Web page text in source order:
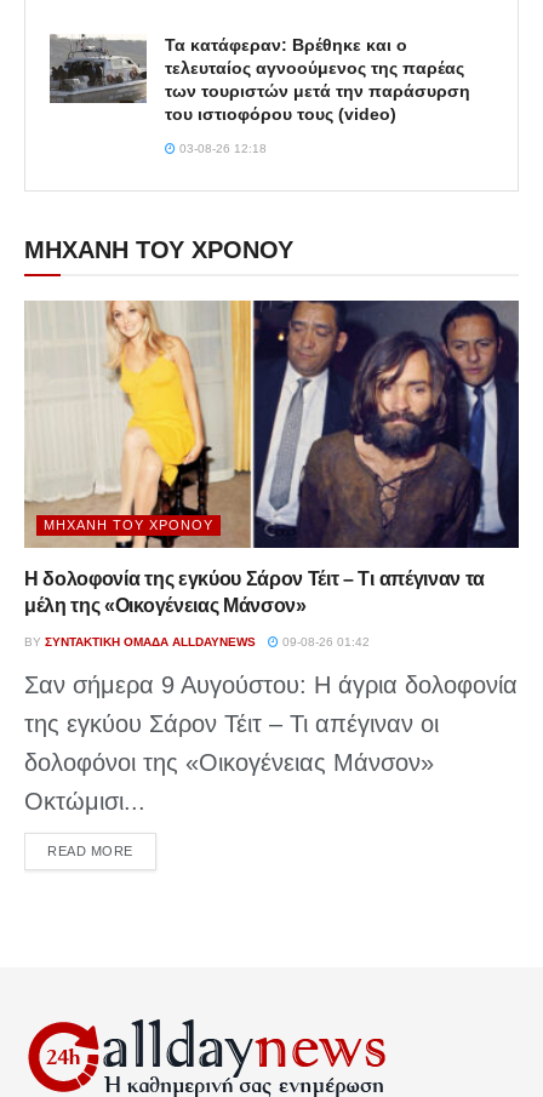
Τα κατάφεραν: Βρέθηκε και ο
τελευταίος αγνοούμενος της παρέας
των τουριστών μετά την παράσυρση
του ιστιοφόρου τους (video)
03-08-26 12:18
ΜΗΧΑΝΗ ΤΟΥ ΧΡΟΝΟΥ
ΜΗΧΑΝΉ ΤΟΥ ΧΡΌΝΟΥ
Η δολοφονία της εγκύου Σάρον Τέιτ – Τι απέγιναν τα
μέλη της «Οικογένειας Μάνσον»
BY ΣΥΝΤΑΚΤΙΚΉ ΟΜΆΔΑ ALLDAYNEWS 09-08-26 01:42
Σαν σήμερα 9 Αυγούστου: Η άγρια δολοφονία
της εγκύου Σάρον Τέιτ – Τι απέγιναν οι
δολοφόνοι της «Οικογένειας Μάνσον»
Οκτώμισι...
READ MOREDETAILS